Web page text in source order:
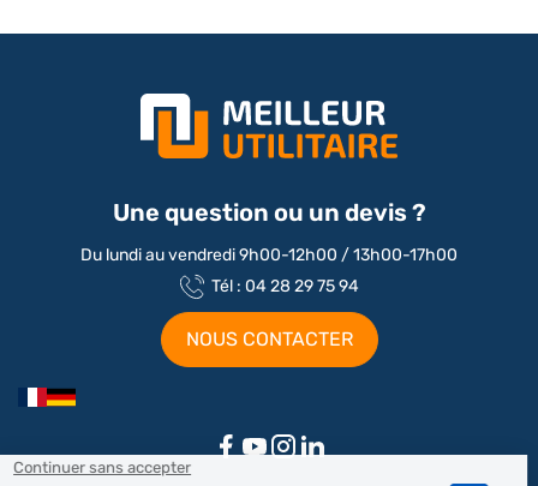
Une question ou un devis ?
Du lundi au vendredi 9h00-12h00 / 13h00-17h00
Tél : 04 28 29 75 94
NOUS CONTACTER